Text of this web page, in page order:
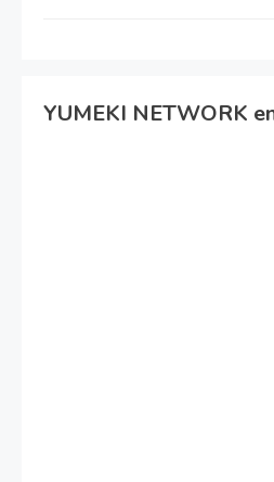
YUMEKI NETWORK